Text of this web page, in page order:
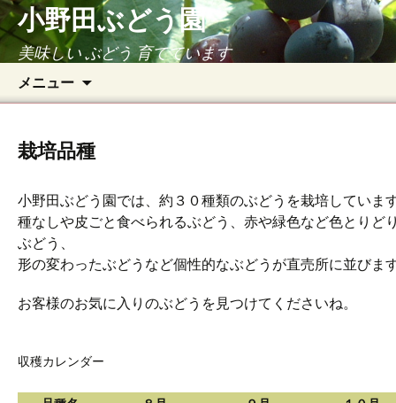
小野田ぶどう園
美味しい ぶどう 育てています
メニュー
ツ
ス
キ
プ
栽培品種
小野田ぶどう園では、約３０種類のぶどうを栽培していま
種なしや皮ごと食べられるぶどう、赤や緑色など色とりど
ぶどう、
形の変わったぶどうなど個性的なぶどうが直売所に並びま
お客様のお気に入りのぶどうを見つけてくださいね。
収穫カレンダー